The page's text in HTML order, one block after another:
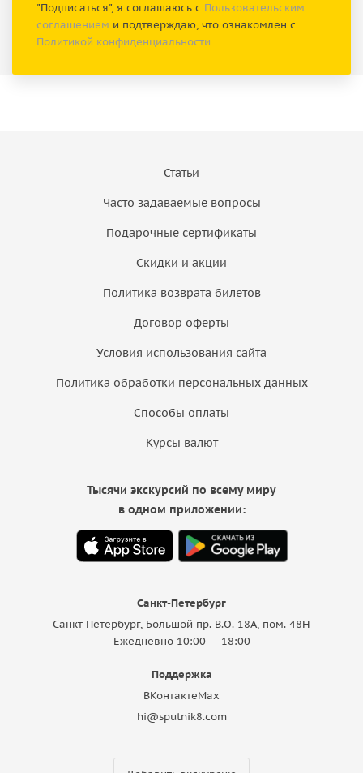
"Подписаться", я соглашаюсь с Пользовательским
соглашением и подтверждаю, что ознакомлен с
Политикой конфиденциальности
Статьи
Часто задаваемые вопросы
Подарочные сертификаты
Скидки и акции
Политика возврата билетов
Договор оферты
Условия использования сайта
Политика обработки персональных данных
Способы оплаты
Курсы валют
Санкт-Петербург
Санкт-Петербург, Большой пр. В.О. 18A, пом. 48Н
Ежедневно 10:00 — 18:00
Поддержка
ВКонтактеMax
hi@sputnik8.com
Тысячи экскурсий по всему миру
в одном приложении: